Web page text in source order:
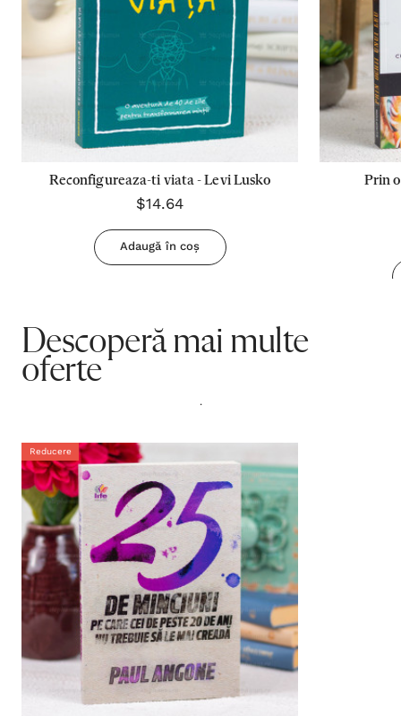
Reconfigureaza-ti viata - Levi Lusko
$14.64
Adaugă în coș
Prin
Descoperă mai multe
oferte
.
Reducere